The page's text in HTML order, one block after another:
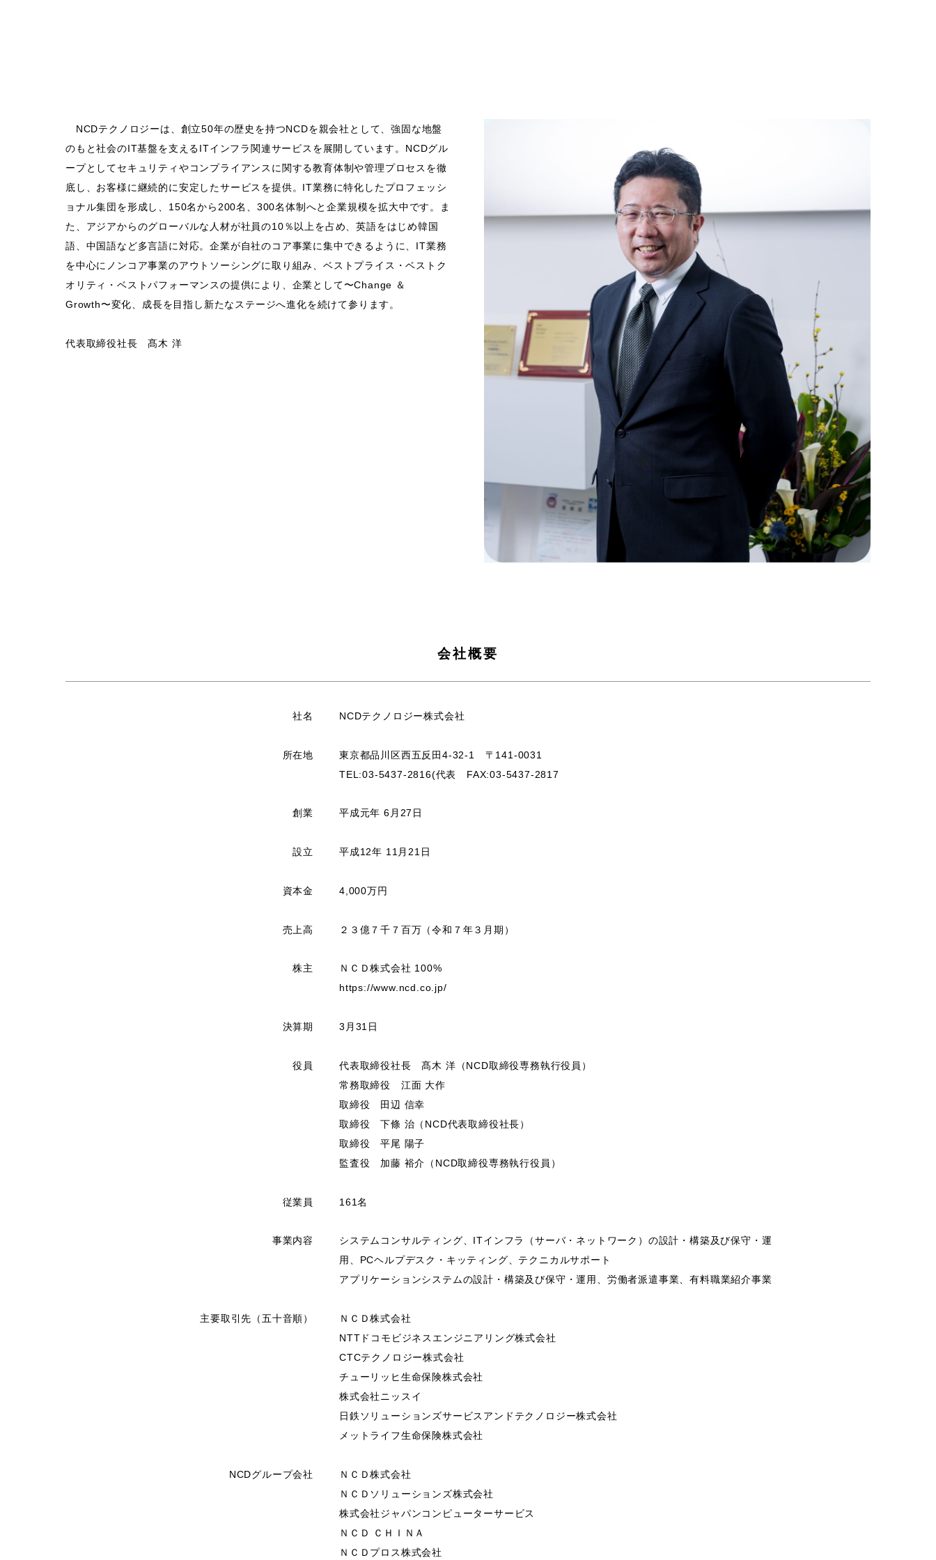
NCDテクノロジーは、創立50年の歴史を持つNCDを親会社として、強固な地盤
のもと社会のIT基盤を支えるITインフラ関連サービスを展開しています。NCDグル
ープとしてセキュリティやコンプライアンスに関する教育体制や管理プロセスを徹
底し、お客様に継続的に安定したサービスを提供。IT業務に特化したプロフェッシ
ョナル集団を形成し、150名から200名、300名体制へと企業規模を拡大中です。ま
た、アジアからのグローバルな人材が社員の10％以上を占め、英語をはじめ韓国
語、中国語など多言語に対応。企業が自社のコア事業に集中できるように、IT業務
を中心にノンコア事業のアウトソーシングに取り組み、ベストプライス・ベストク
オリティ・ベストパフォーマンスの提供により、企業として〜Change ＆
Growth〜変化、成長を目指し新たなステージへ進化を続けて参ります。
代表取締役社長 髙木 洋
会社概要
社名 NCDテクノロジー株式会社
所在地
東京都品川区西五反田4-32-1 〒141-0031
TEL:03-5437-2816(代表 FAX:03-5437-2817
創業 平成元年 6月27日
設立 平成12年 11月21日
資本金 4,000万円
売上高 ２３億７千７百万（令和７年３月期）
株主
ＮＣＤ株式会社 100%
https://www.ncd.co.jp/
決算期 3月31日
役員
代表取締役社長 髙木 洋（NCD取締役専務執行役員）
常務取締役 江面 大作
取締役 田辺 信幸
取締役 下條 治（NCD代表取締役社長）
取締役 平尾 陽子
監査役 加藤 裕介（NCD取締役専務執行役員）
従業員 161名
事業内容
システムコンサルティング、ITインフラ（サーバ・ネットワーク）の設計・構築及び保守・運
用、PCヘルプデスク・キッティング、テクニカルサポート
アプリケーションシステムの設計・構築及び保守・運用、労働者派遣事業、有料職業紹介事業
主要取引先（五十音順）
ＮＣＤ株式会社
NTTドコモビジネスエンジニアリング株式会社
CTCテクノロジー株式会社
チューリッヒ生命保険株式会社
株式会社ニッスイ
日鉄ソリューションズサービスアンドテクノロジー株式会社
メットライフ生命保険株式会社
NCDグループ会社
ＮＣＤ株式会社
ＮＣＤソリューションズ株式会社
株式会社ジャパンコンピューターサービス
ＮＣＤ ＣＨＩＮＡ
ＮＣＤプロス株式会社